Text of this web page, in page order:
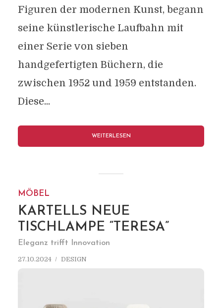
Figuren der modernen Kunst, begann
seine künstlerische Laufbahn mit
einer Serie von sieben
handgefertigten Büchern, die
zwischen 1952 und 1959 entstanden.
Diese...
WEITERLESEN
MÖBEL
KARTELLS NEUE
TISCHLAMPE “TERESA”
Eleganz trifft Innovation
27.10.2024 DESIGN